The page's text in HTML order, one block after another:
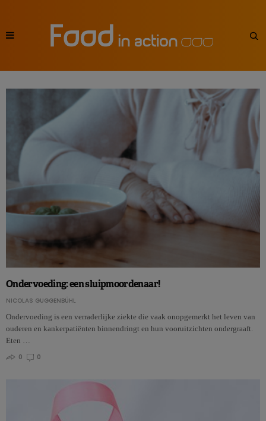
Ondervoeding: een sluipmoordenaar!
NICOLAS GUGGENBÜHL
Ondervoeding is een verraderlijke ziekte die vaak onopgemerkt het leven van
ouderen en kankerpatiënten binnendringt en hun vooruitzichten ondergraaft.
Eten …
0
0